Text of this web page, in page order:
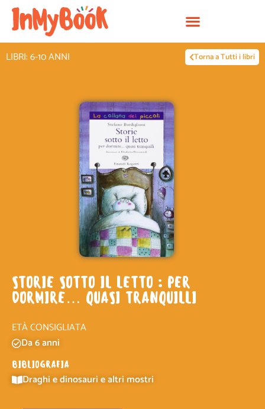
Vai
contenuto
LIBRI: 6-10 ANNI Torna a Tutti i libri
STORIE SOTTO IL LETTO : PER
DORMIRE… QUASI TRANQUILLI
ETÀ CONSIGLIATA
Da 6 anni
BIBLIOGRAFIA
Draghi e dinosauri e altri mostri